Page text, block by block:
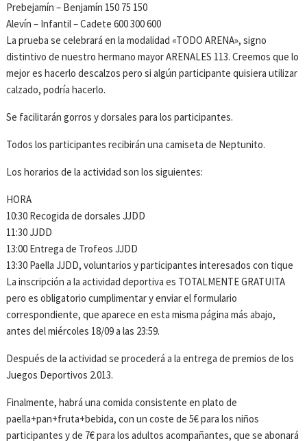
Prebejamín – Benjamín 150 75 150
Alevín – Infantil – Cadete 600 300 600
La prueba se celebrará en la modalidad «TODO ARENA», signo
distintivo de nuestro hermano mayor ARENALES 113. Creemos que lo
mejor es hacerlo descalzos pero si algún participante quisiera utilizar
calzado, podría hacerlo.
Se facilitarán gorros y dorsales para los participantes.
Todos los participantes recibirán una camiseta de Neptunito.
Los horarios de la actividad son los siguientes:
HORA
10:30 Recogida de dorsales JJDD
11:30 JJDD
13:00 Entrega de Trofeos JJDD
13:30 Paella JJDD, voluntarios y participantes interesados con tique
La inscripción a la actividad deportiva es TOTALMENTE GRATUITA
pero es obligatorio cumplimentar y enviar el formulario
correspondiente, que aparece en esta misma página más abajo,
antes del miércoles 18/09 a las 23:59.
Después de la actividad se procederá a la entrega de premios de los
Juegos Deportivos 2.013.
Finalmente, habrá una comida consistente en plato de
paella+pan+fruta+bebida, con un coste de 5€ para los niños
participantes y de 7€ para los adultos acompañantes, que se abonará